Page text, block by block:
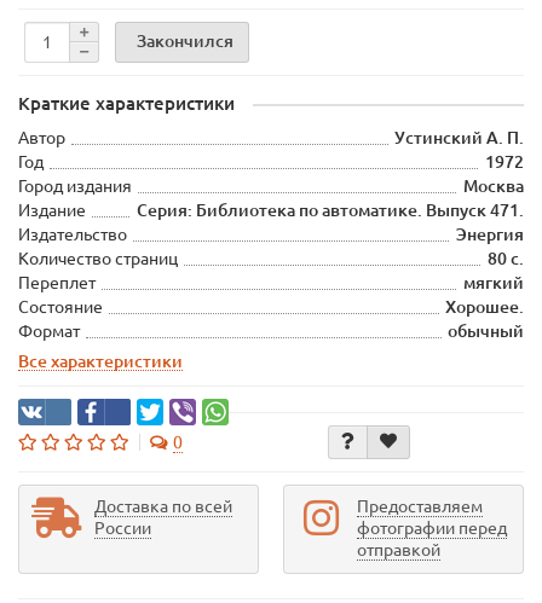
Закончился
Краткие характеристики
Автор
Устинский А. П.
Год
1972
Город издания
Москва
Издание
Серия: Библиотека по автоматике. Выпуск 471.
Издательство
Энергия
Количество страниц
80 с.
Переплет
мягкий
Состояние
Хорошее.
Формат
обычный
Все характеристики
0
Доставка по всей
России
Предоставляем
фотографии перед
отправкой